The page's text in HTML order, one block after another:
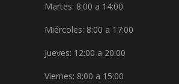
Martes: 8:00 a 14:00
Miércoles: 8:00 a 17:00
Jueves: 12:00 a 20:00
Viernes: 8:00 a 15:00